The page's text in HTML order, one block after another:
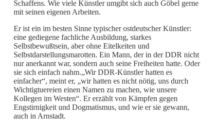
Schaffens. Wie viele Künstler umgibt sich auch Göbel gerne
mit seinen eigenen Arbeiten.
Er ist ein im besten Sinne typischer ostdeutscher Künstler:
eine gediegene fachliche Ausbildung, starkes
Selbstbewußtsein, aber ohne Eitelkeiten und
Selbstdarstellungsmarotten. Ein Mann, der in der DDR nicht
nur anerkannt war, sondern auch seine Freiheiten hatte. Oder
sie sich einfach nahm.„Wir DDR-Künstler hatten es
einfacher“, meint er, „wir hatten es nicht nötig, uns durch
Wichtigtuereien einen Namen zu machen, wie unsere
Kollegen im Westen“. Er erzählt von Kämpfen gegen
Engstirnigkeit und Dogmatismus, und wie er sie gewann,
auch in Arnstadt.